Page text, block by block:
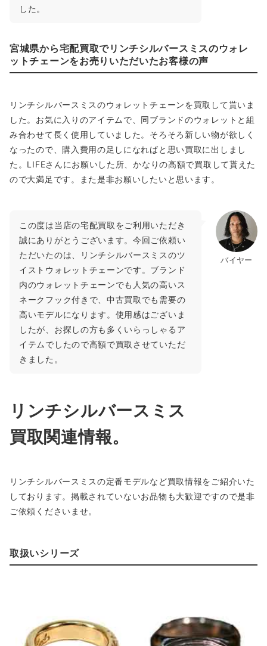
した。
宮城県から宅配買取でリンチシルバースミスのウォレ
ットチェーンをお売りいただいたお客様の声
リンチシルバースミスのウォレットチェーンを買取して貰いま
した。お気に入りのアイテムで、同ブランドのウォレットと組
み合わせて長く使用していました。そろそろ新しい物が欲しく
なったので、購入費用の足しになればと思い買取に出しまし
た。LIFEさんにお願いした所、かなりの高額で買取して貰えた
ので大満足です。また是非お願いしたいと思います。
バイヤー
この度は当店の宅配買取をご利用いただき
誠にありがとうございます。今回ご依頼い
ただいたのは、リンチシルバースミスのツ
イストウォレットチェーンです。ブランド
内のウォレットチェーンでも人気の高いス
ネークフック付きで、中古買取でも需要の
高いモデルになります。使用感はございま
したが、お探しの方も多くいらっしゃるア
イテムでしたので高額で買取させていただ
きました。
リンチシルバースミス
買取関連情報。
リンチシルバースミスの定番モデルなど買取情報をご紹介いた
しております。掲載されていないお品物も大歓迎ですので是非
ご依頼くださいませ。
取扱いシリーズ